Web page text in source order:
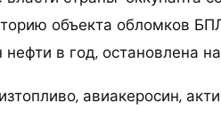
объекта обломков
в год, остановлена
авиакеросин,